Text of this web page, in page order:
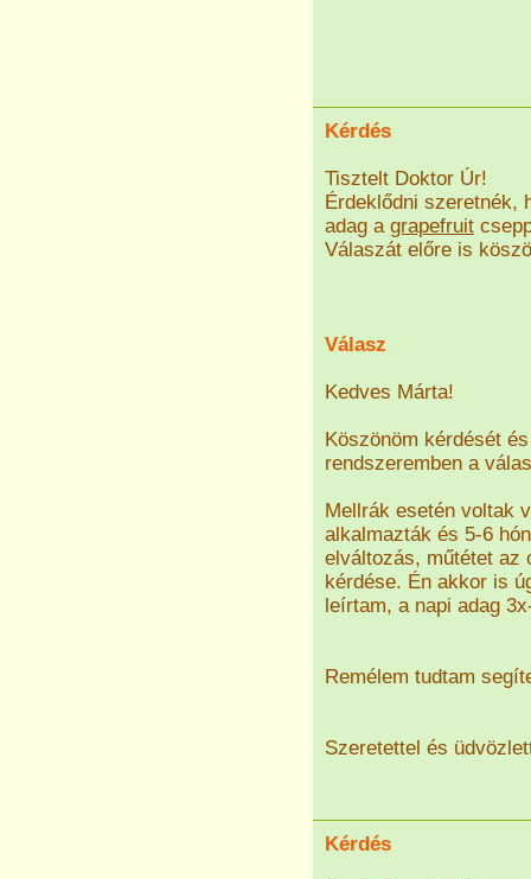
Kérdés
Tisztelt Doktor Úr!
Érdeklődni szeretnék,
adag a grapefruit
Válaszát előre is
Válasz
Kedves Márta!
Köszönöm kérdését
rendszeremben a
Mellrák esetén voltak
alkalmazták és 5-6
elváltozás, műtétet az
kérdése. Én akkor is
leírtam, a napi adag
Remélem tudtam
Szeretettel és
Kérdés